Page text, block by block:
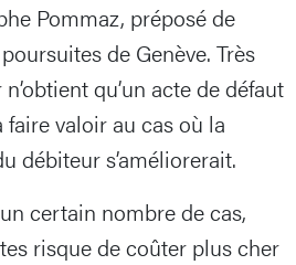
Pommaz, préposé de
de Genève. Très
qu’un acte de défaut
faire valoir au cas où la
débiteur s’améliorerait.
certain nombre de cas,
risque de coûter plus cher